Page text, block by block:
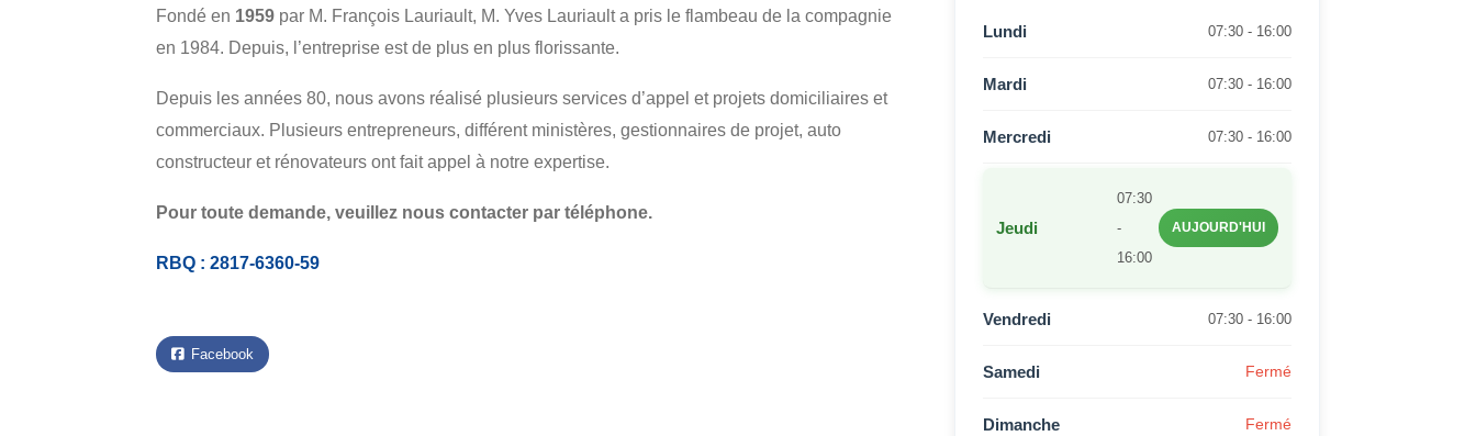
Fondé en 1959 par M. François Lauriault, M. Yves Lauriault a pris le flambeau de la compagnie
en 1984. Depuis, l’entreprise est de plus en plus florissante.
Depuis les années 80, nous avons réalisé plusieurs services d’appel et projets domiciliaires et
commerciaux. Plusieurs entrepreneurs, différent ministères, gestionnaires de projet, auto
constructeur et rénovateurs ont fait appel à notre expertise.
Pour toute demande, veuillez nous contacter par téléphone.
RBQ : 2817-6360-59
Facebook
Lundi 07:30 - 16:00
Mardi 07:30 - 16:00
Mercredi 07:30 - 16:00
Jeudi
07:30
-
16:00
AUJOURD'HUI
Vendredi 07:30 - 16:00
Samedi Fermé
Dimanche Fermé